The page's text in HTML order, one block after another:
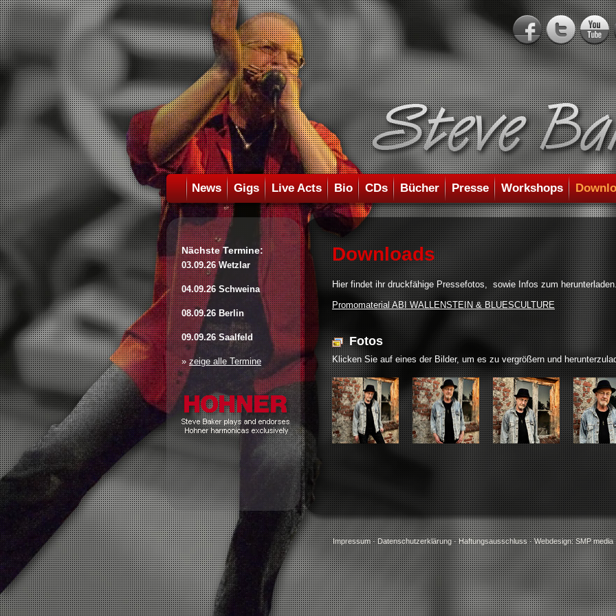
News Gigs Live Acts Bio CDs Bücher Presse Workshops
Nächste Termine:
03.09.26 Wetzlar
04.09.26 Schweina
08.09.26 Berlin
09.09.26 Saalfeld
»zeige alle Termine
Downloads
Hier findet ihr druckfähige Pressefotos, sowie Infos zum
Promomaterial ABI WALLENSTEIN & BLUESCULTURE
Fotos
Klicken Sie auf eines der Bilder, um es zu vergrößern und
Impressum·Datenschutzerklärung·Haftungsausschluss·Webdesign: SMP media